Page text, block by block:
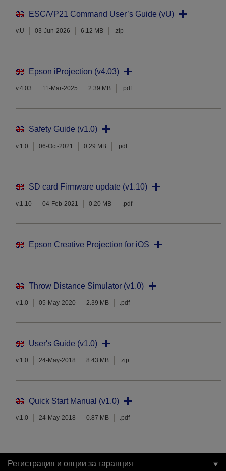
ESC/VP21 Command User’s Guide (vU)
v.U 03-Jun-2026 6.12 MB .zip
Epson iProjection (v4.03)
v.4.03 11-Mar-2025 2.39 MB .pdf
Safety Guide (v1.0)
v.1.0 06-Oct-2021 0.29 MB .pdf
SD card Firmware update (v1.10)
v.1.10 04-Feb-2021 0.20 MB .pdf
Epson Creative Projection for iOS
Throw Distance Simulator (v1.0)
v.1.0 05-May-2020 2.39 MB .pdf
User's Guide (v1.0)
v.1.0 24-May-2018 8.43 MB .zip
Quick Start Manual (v1.0)
v.1.0 24-May-2018 0.87 MB .pdf
Регистрация и опции за гаранция